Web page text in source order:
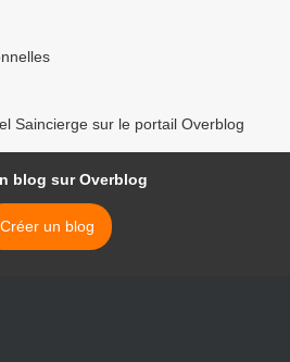
Saincierge sur le portail Overblog
blog sur Overblog
Créer un blog